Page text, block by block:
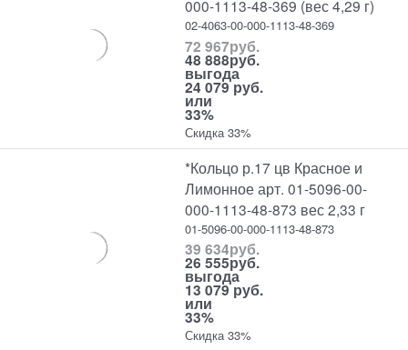
000-1113-48-369 (вес 4,29 г)
02-4063-00-000-1113-48-369
72 967руб.
48 888руб.
выгода
24 079 руб.
или
33%
Скидка 33%
*Кольцо р.17 цв Красное и
Лимонное арт. 01-5096-00-
000-1113-48-873 вес 2,33 г
01-5096-00-000-1113-48-873
39 634руб.
26 555руб.
выгода
13 079 руб.
или
33%
Скидка 33%